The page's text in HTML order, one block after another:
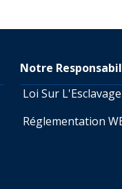
Notre
Loi Sur
Réglementation